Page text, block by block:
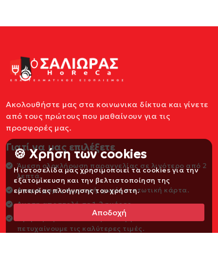
🍪 Χρήση των cookies
Η ιστοσελίδα μας χρησιμοποιεί τα cookies για την
εξατομίκευση και την βελτιστοποίηση της
εμπειρίας πλοήγησης του χρήστη.
Αποδοχή
Ακολουθήστε μας στα κοινωνικα δίκτυα και γίνετε
από τους πρώτους που μαθαίνουν για τις
προσφορές μας.
Γιατί να μας επιλέξετε
Άμεση ολοκλήρωση παραγγελίας σε λιγότερο από 2
λεπτά.
Αγορά χωρίς εγγραφή, χωρίς πιστωτική κάρτα.
Αμεση αποστολή σε 1-2 ημέρες.
Αγοράζουμε απευθείας από εργοστάσια και
πετυχαίνουμε τις καλύτερες τιμές.